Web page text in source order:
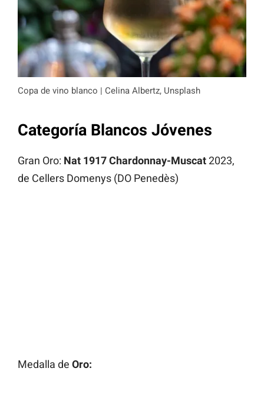
Copa de vino blanco | Celina Albertz, Unsplash
Categoría Blancos Jóvenes
Gran Oro: Nat 1917 Chardonnay-Muscat2023,
de Cellers Domenys (DO Penedès)
Medalla de Oro: